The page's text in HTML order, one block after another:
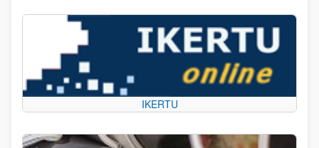
IKERTU